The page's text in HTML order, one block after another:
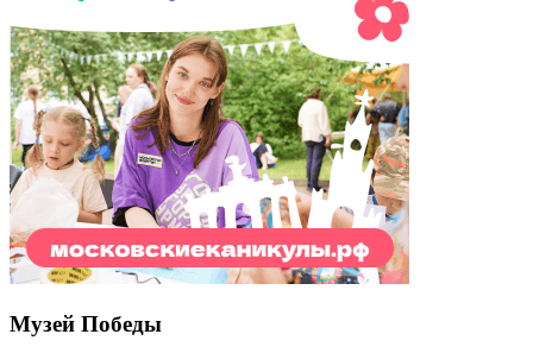
Музей Победы